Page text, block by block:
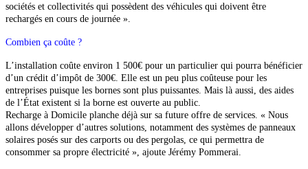
sociétés et collectivités qui possèdent des véhicules qui doivent être
rechargés en cours de journée ».
Combien ça coûte ?
L’installation coûte environ 1 500€ pour un particulier qui pourra bénéficier
d’un crédit d’impôt de 300€. Elle est un peu plus coûteuse pour les
entreprises puisque les bornes sont plus puissantes. Mais là aussi, des aides
de l’État existent si la borne est ouverte au public.
Recharge à Domicile planche déjà sur sa future offre de services. « Nous
allons développer d’autres solutions, notamment des systèmes de panneaux
solaires posés sur des carports ou des pergolas, ce qui permettra de
consommer sa propre électricité », ajoute Jérémy Pommerai.